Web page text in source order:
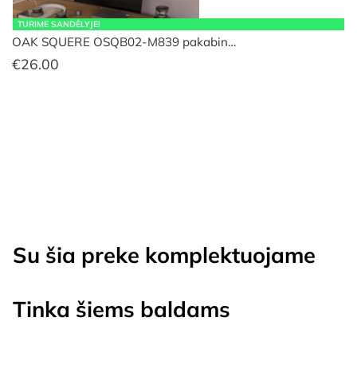
TURIME SANDĖLYJE!
OAK SQUERE OSQB02-M839 pakabin…
€26.00
Su šia preke komplektuojame
Tinka šiems baldams